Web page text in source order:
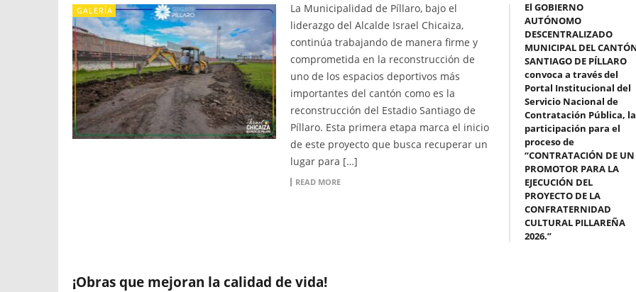
GALERÍA
La Municipalidad de Píllaro, bajo el
liderazgo del Alcalde Israel Chicaiza,
continúa trabajando de manera firme y
comprometida en la reconstrucción de
uno de los espacios deportivos más
importantes del cantón como es la
reconstrucción del Estadio Santiago de
Píllaro. Esta primera etapa marca el inicio
de este proyecto que busca recuperar un
lugar para […]
READ MORE
El GOBIERNO
AUTÓNOMO
DESCENTRALIZADO
MUNICIPAL DEL
SANTIAGO DE PÍLLARO
convoca a través del
Portal Institucional del
Servicio Nacional de
Contratación Pública, la
participación para el
proceso de
“CONTRATACIÓN DE UN
PROMOTOR PARA LA
EJECUCIÓN DEL
PROYECTO DE LA
CONFRATERNIDAD
CULTURAL PILLAREÑA
2026.”
¡Obras que mejoran la calidad de vida!